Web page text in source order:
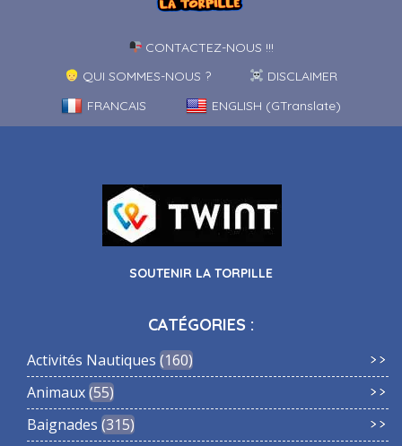
CONTACTEZ-NOUS !!!
QUI SOMMES-NOUS ?
DISCLAIMER
FRANCAIS
ENGLISH (GTranslate)
SOUTENIR LA TORPILLE
CATÉGORIES :
Activités Nautiques 160
Animaux 55
Baignades 315